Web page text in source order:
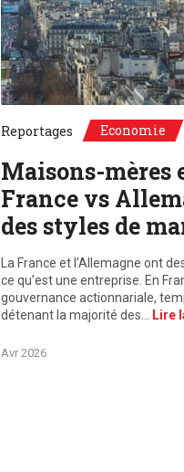
Reportages Economie
Maisons-mères
France vs
des styles de
La France et l’Allemagne ont
ce qu’est une entreprise. En
gouvernance actionnariale,
détenant la majorité des… Lire
Avr 2026